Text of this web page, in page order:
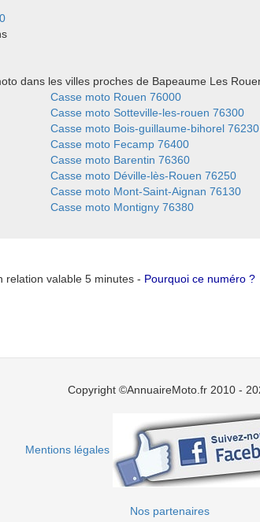
dans les villes proches de Bapeaume Les
Casse moto Rouen 76000
Casse moto Sotteville-les-rouen 76300
Casse moto Bois-guillaume-bihorel 76230
Casse moto Fecamp 76400
Casse moto Barentin 76360
Casse moto Déville-lès-Rouen 76250
Casse moto Mont-Saint-Aignan 76130
Casse moto Montigny 76380
relation valable 5 minutes - Pourquoi ce numéro ?
Copyright ©AnnuaireMoto.fr 2010 -
Mentions légales
Nos partenaires